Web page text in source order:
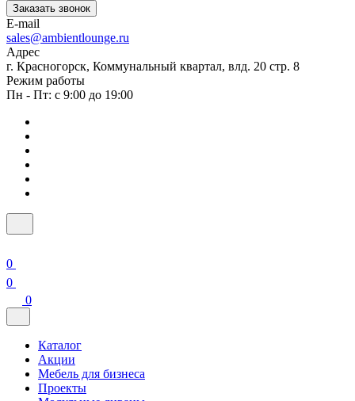
Заказать звонок
E-mail
sales@ambientlounge.ru
Адрес
г. Красногорск, Коммунальный квартал, влд. 20 стр. 8
Режим работы
Пн - Пт: с 9:00 до 19:00
0
0
0
Каталог
Акции
Мебель для бизнеса
Проекты